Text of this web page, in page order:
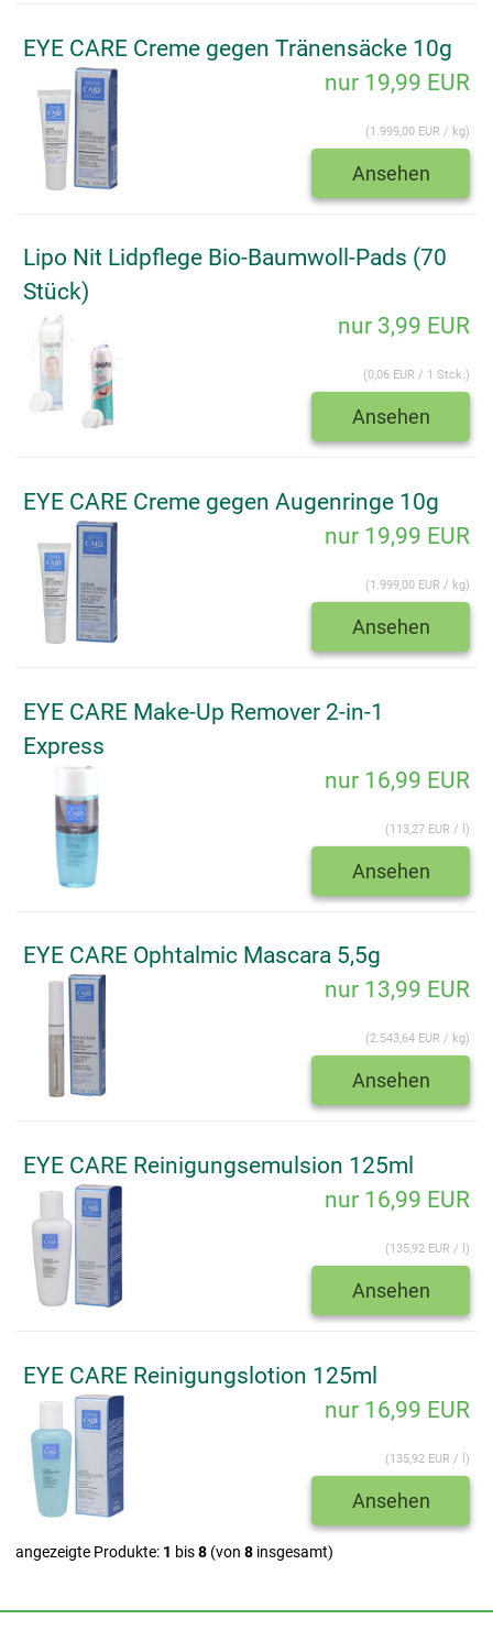
EYE CARE Creme gegen Tränensäcke 10g
nur 19,99 EUR
(1.999,00 EUR / kg)
Ansehen
Lipo Nit Lidpflege Bio-Baumwoll-Pads (70
Stück)
nur 3,99 EUR
(0,06 EUR / 1 Stck.)
Ansehen
EYE CARE Creme gegen Augenringe 10g
nur 19,99 EUR
(1.999,00 EUR / kg)
Ansehen
EYE CARE Make-Up Remover 2-in-1
Express
nur 16,99 EUR
(113,27 EUR / l)
Ansehen
EYE CARE Ophtalmic Mascara 5,5g
nur 13,99 EUR
(2.543,64 EUR / kg)
Ansehen
EYE CARE Reinigungsemulsion 125ml
nur 16,99 EUR
(135,92 EUR / l)
Ansehen
EYE CARE Reinigungslotion 125ml
nur 16,99 EUR
(135,92 EUR / l)
Ansehen
angezeigte Produkte: 1 bis8 (von 8 insgesamt)